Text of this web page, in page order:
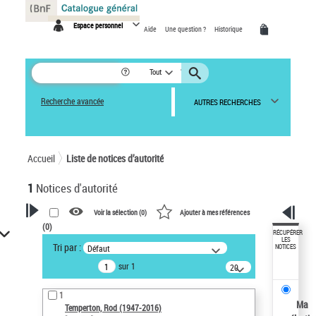
Espace personnel Aide Une question ? Historique
Tout
Recherche avancée AUTRES RECHERCHES
Accueil Liste de notices d’autorité
1 Notices d'autorité
VOTRE RECHERCHE
Recherche avancée dans les
notices d’autorité
Œuvres liées à l'auteur :
Temperton, Rod (1947-2016)
Voir la sélection (0) Ajouter à mes références
(0)
Tri par : Défaut
sur 1
20
résultats/page
1
Temperton, Rod (1947-2016)
RÉCUPÉRER
LES
NOTICES
Ma
Panneau de gestion des cookies